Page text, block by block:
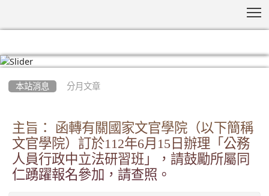
本站消息 分月文章
主旨： 函轉有關國家文官學院（以下簡稱
文官學院）訂於112年6月15日辦理「公務
人員行政中立法研習班」，請鼓勵所屬同
仁踴躍報名參加，請查照。